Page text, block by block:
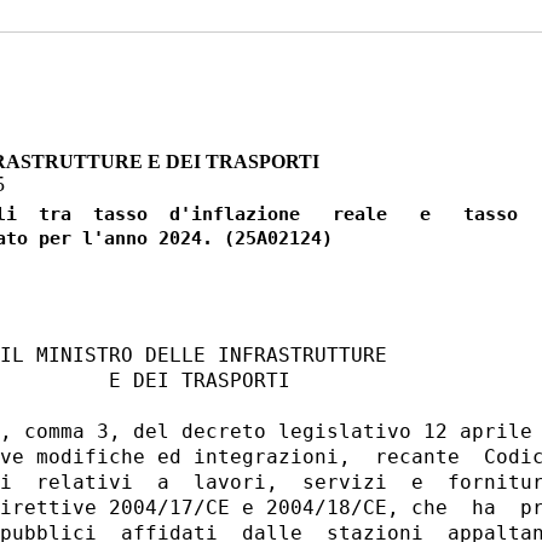
E DEI TRASPORTI
tra  tasso  d'inflazione   reale   e   tasso
MINISTRO DELLE INFRASTRUTTURE
E DEI TRASPORTI
comma 3, del decreto legislativo 12 aprile
modifiche ed integrazioni,  recante
relativi  a  lavori,  servizi  e
2004/17/CE e 2004/18/CE, che  ha
affidati  dalle  stazioni